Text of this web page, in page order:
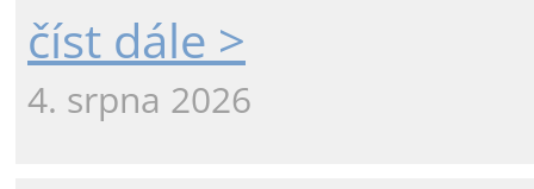
číst dále >
4. srpna 2026